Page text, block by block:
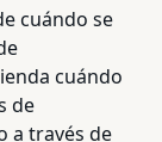
cuándo se
cuándo
de
a través de